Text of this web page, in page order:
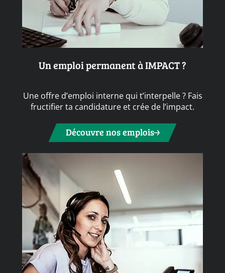
Un emploi permanent à IMPACT ?
Une offre d’emploi interne qui t’interpelle ? Fais
fructifier ta candidature et crée de l’impact.
Découvre nos emplois